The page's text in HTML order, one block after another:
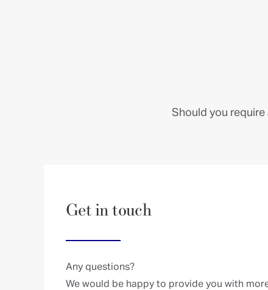
Should you
Get in touch
Any questions?
We would be happy to provide you with